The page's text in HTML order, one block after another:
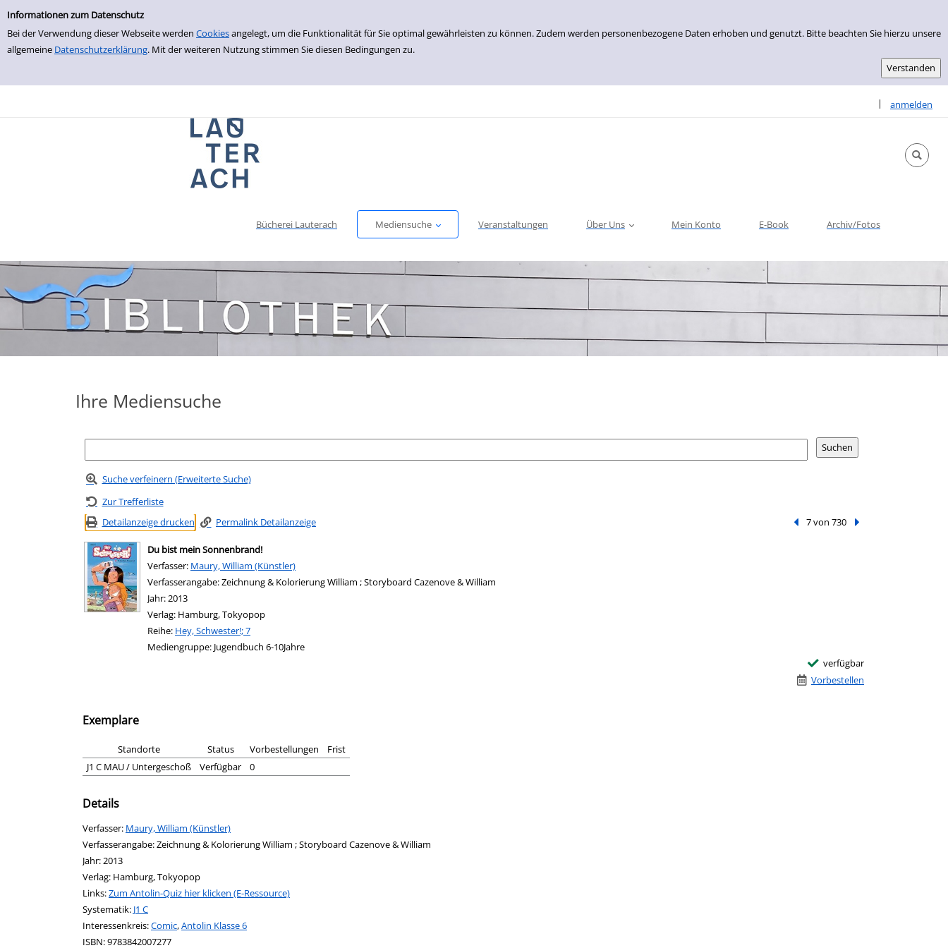
Einfache Suche
Informationen zum Datenschutz
Bei der Verwendung dieser Webseite werden Cookiesangelegt, um die Funktionalität für Sie optimal gewährleisten zu können. Zudem werden personenbezogene Daten erhoben und genutzt. Bitte beachten Sie hierzu unsere
allgemeine Datenschutzerklärung. Mit der weiteren Nutzung stimmen Sie diesen Bedingungen zu.
zur Navigation springen
zum Inhalt springen
Zur Detailanzeige springen
| anmelden
Sprache
Bücherei Lauterach Mediensuche Veranstaltungen Über Uns Mein Konto E-Book Archiv/Fotos
Ihre Mediensuche
Suche verfeinern (Erweiterte Suche)
Zur Trefferliste
Detailanzeige drucken
Permalink Detailanzeige Vorheriger Treffer
7 von 730 Nächster Treffer
Du bist mein Sonnenbrand!
Verfasser: Suche nach diesem Verfasser
Maury, William (Künstler)
Verfasserangabe:Zeichnung & Kolorierung William ; Storyboard Cazenove & William
Jahr:2013
Verlag: Hamburg, Tokyopop
Reihe: Hey, Schwester!; 7
Mediengruppe: Jugendbuch 6-10Jahre
verfügbar
Vorbestellen
Exemplare
Standorte Status Vorbestellungen
Frist
J1 C MAU / Untergeschoß
Verfügbar 0
Details
Verfasser: Suche nach diesem Verfasser
Maury, William (Künstler)
Verfasserangabe:Zeichnung & Kolorierung William ; Storyboard Cazenove & William
Jahr:2013
Verlag: Hamburg, Tokyopop
opens in new tab
Links:Diesen Link in neuem Tab öffnen
Zum Antolin-Quiz hier klicken (E-Ressource)
Systematik: Suche nach dieser Systematik
J1 C
Interessenkreis:Suche nach diesem Interessenskreis
Comic,Antolin Klasse 6
ISBN:9783842007277